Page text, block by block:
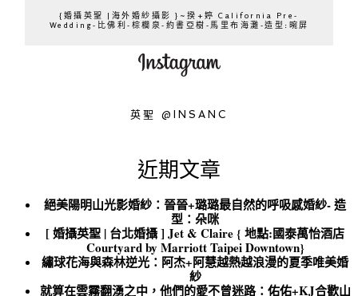
{婚攝英聖 |海外婚紗攝影 }~揆+婷 California Pre-
Wedding-比佛利-棕櫚泉-約書亞樹-馬里布海灘-造型:晼屏
英聖 @INSANC
近期文章
絕美陽明山光影婚紗：晉晉+璐璐最自然的呼吸感婚紗- 造
型：朵咪
[ 婚攝英聖 | 台北婚攝 ] Jet & Claire { 地點:國泰萬怡酒店
Courtyard by Marriott Taipei Downtown}
繡球花海與森林逆光：阿杰+阿慧越熱越浪漫的夏季唯美婚
紗
就算在雲霧翻湧之中，他們的愛不曾迷路：佑佑+KJ合歡山